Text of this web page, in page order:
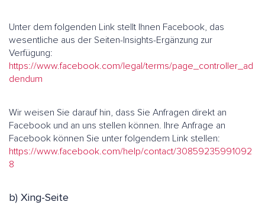
Unter dem folgenden Link stellt Ihnen Facebook, das
wesentliche aus der Seiten-Insights-Ergänzung zur
Verfügung:
https://www.facebook.com/legal/terms/page_controller_ad
dendum
Wir weisen Sie darauf hin, dass Sie Anfragen direkt an
Facebook und an uns stellen können. Ihre Anfrage an
Facebook können Sie unter folgendem Link stellen:
https://www.facebook.com/help/contact/30859235991092
8
b) Xing-Seite